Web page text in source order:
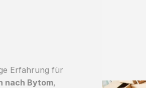
Erfahrung für
nach Bytom,